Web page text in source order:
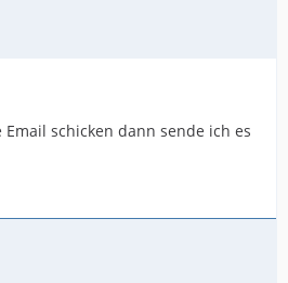
Email schicken dann sende ich es